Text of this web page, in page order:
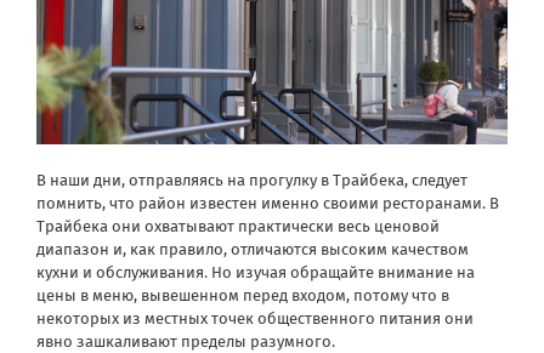
В наши дни, отправляясь на прогулку в Трайбека, следует
помнить, что район известен именно своими ресторанами. В
Трайбека они охватывают практически весь ценовой
диапазон и, как правило, отличаются высоким качеством
кухни и обслуживания. Но изучая обращайте внимание на
цены в меню, вывешенном перед входом, потому что в
некоторых из местных точек общественного питания они
явно зашкаливают пределы разумного.